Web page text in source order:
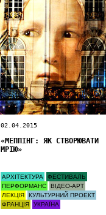
02.04.2015
«МЕППІНГ: ЯК СТВОРЮВАТИ
МРІЮ»
АРХІТЕКТУРА
ФЕСТИВАЛЬ
ПЕРФОРМАНС
ВІДЕО-АРТ
ЛЕКЦІЯ
КУЛЬТУРНИЙ ПРОЕКТ
ФРАНЦІЯ
УКРАЇНА